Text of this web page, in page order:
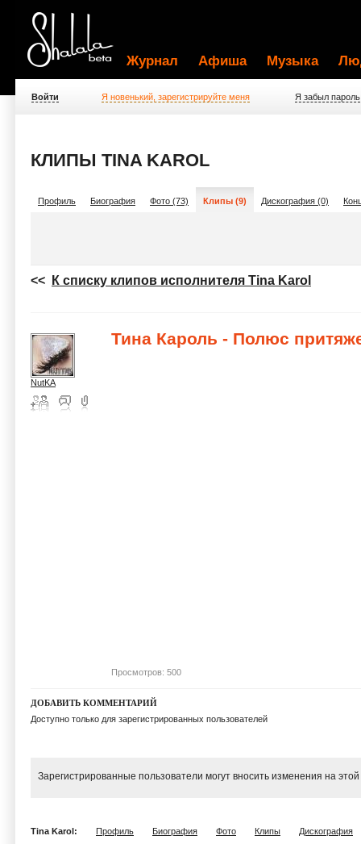
Журнал Афиша Музыка
Войти Я новенький, зарегистрируйте меня Я забыл пароль
КЛИПЫ TINA KAROL
Профиль Биография Фото (73) Клипы (9) Дискография (0)
<< К списку клипов исполнителя Tina Karol
NutKA
Тина Кароль - Полюс
Просмотров: 500
ДОБАВИТЬ КОММЕНТАРИЙ
Доступно только для зарегистрированных пользователей
Зарегистрированные пользователи могут вносить изменения на
Tina Karol: Профиль Биография Фото Клипы Дискография